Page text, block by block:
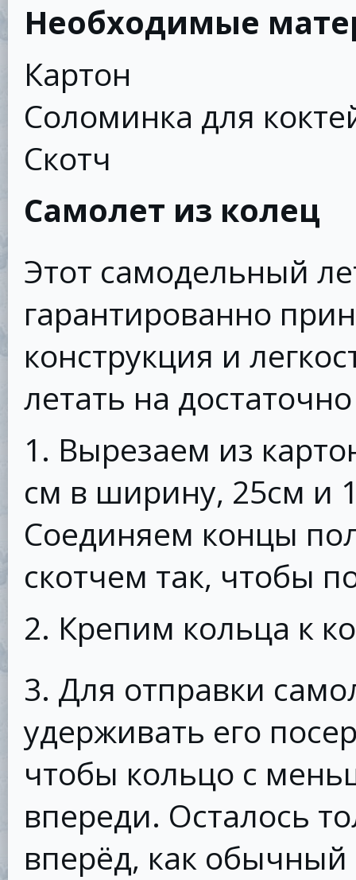
Необходимые
Картон
Соломинка для
Скотч
Самолет из колец
Этот самодельный
гарантированно
конструкция и
летать на
1. Вырезаем из
см в ширину, 25см и
Соединяем концы
скотчем так, чтобы
2. Крепим кольца к
3. Для отправки
удерживать его
чтобы кольцо с
впереди. Осталось
вперёд, как